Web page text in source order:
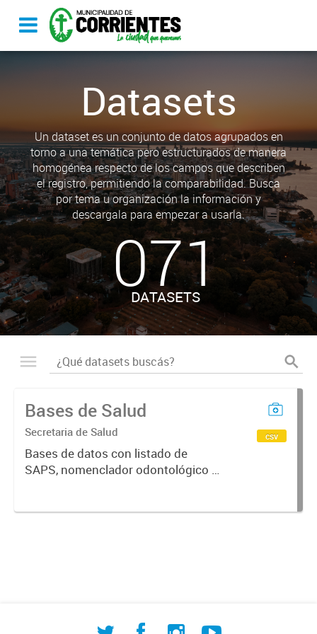
Datasets
Un dataset es un conjunto de datos agrupados en
torno a una temática pero estructurados de manera
homogénea respecto de los campos que describen
el registro, permitiendo la comparabilidad. Busca
por tema u organización la información y
descargala para empezar a usarla.
071
DATASETS
Bases de Salud
Secretaria de Salud
Bases de datos con listado de
SAPS, nomenclador odontológico y
csv